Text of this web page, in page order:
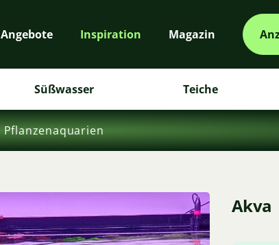
Angebote Inspiration Magazin
Süßwasser Teiche
Pflanzenaquarien
Akva